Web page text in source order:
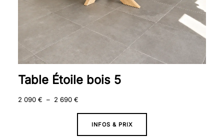
Table Étoile bois 5
2 090 € – 2 690 €
INFOS & PRIX